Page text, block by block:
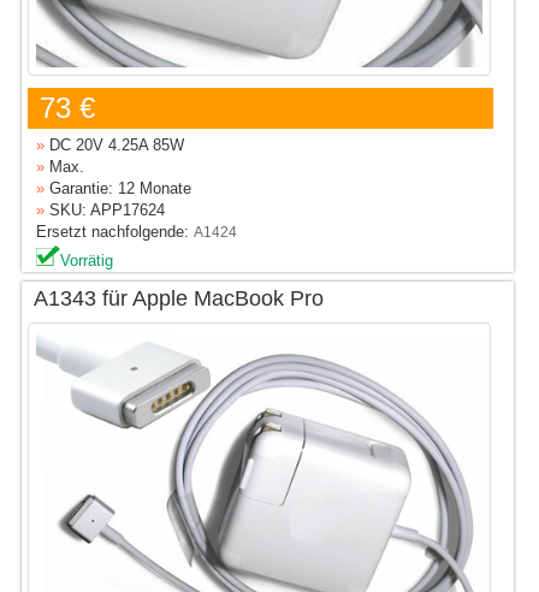
73 €
» DC 20V 4.25A 85W
» Max.
» Garantie: 12 Monate
» SKU: APP17624
Ersetzt nachfolgende:A1424
Vorrätig
A1343 für Apple MacBook Pro